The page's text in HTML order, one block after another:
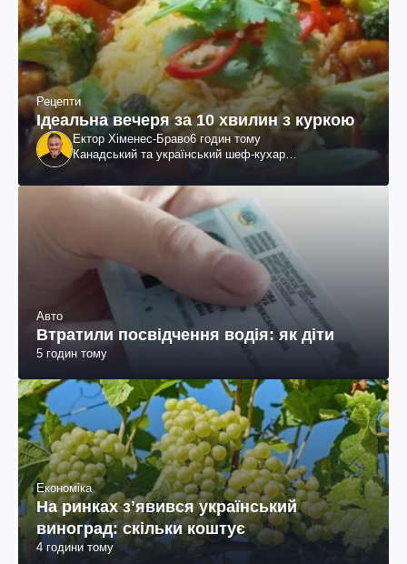
Рецепти
Ідеальна вечеря за 10 хвилин з куркою
Ектор Хіменес-Браво6 годин тому
Канадський та український шеф-кухар
Авто
Втратили посвідчення водія: як діти
5 годин тому
Економіка
На ринках зʼявився український
виноград: скільки коштує
4 години тому